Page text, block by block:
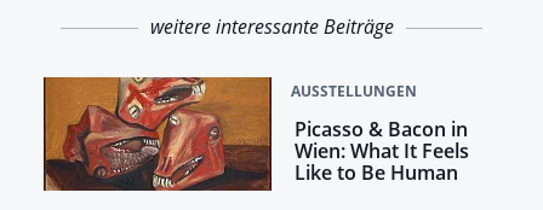
weitere interessante Beiträge
AUSSTELLUNGEN
Picasso & Bacon in
Wien: What It Feels
Like to Be Human